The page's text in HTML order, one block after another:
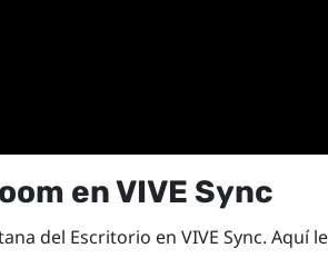
enVIVE Sync
del Escritorio en VIVE Sync. Aquí